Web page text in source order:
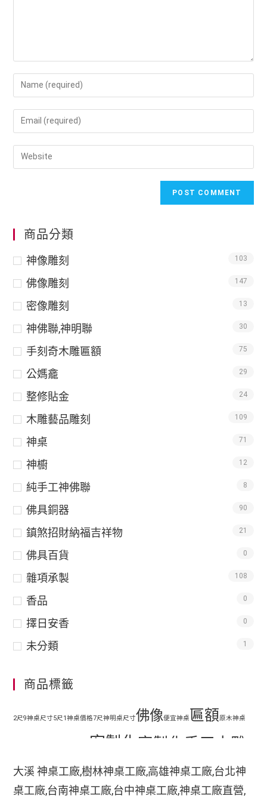
商品分類
神像雕刻 103
佛像雕刻 147
密像雕刻 13
神佛聯,神明聯 30
手刻奇木雕匾額 75
公媽龕 29
整修貼金 24
木雕藝品雕刻 109
神桌 71
神櫥 12
純手工神佛聯 8
佛具銅器 90
鎮煞招財納福吉祥物 21
佛具百貨 0
雜項承製 108
香品 0
擇日安香 0
未分類 1
商品標籤
2尺9神桌尺寸5尺1神桌價格7尺神明桌尺寸佛像便宜神桌匾額原木神桌
客製化 客製化手工木雕
匾額客製化手工雕刻匾額客製化整修貼金彩
大溪 神桌工廠,樹林神桌工廠,高雄神桌工廠,台北神
桌工廠,台南神桌工廠,台中神桌工廠,神桌工廠直營,